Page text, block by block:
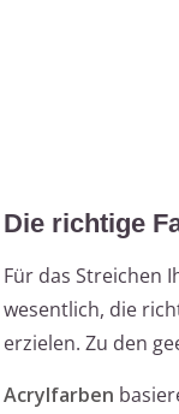
Die richtige
Für das Streichen
wesentlich, die
erzielen. Zu den
Acrylfarben